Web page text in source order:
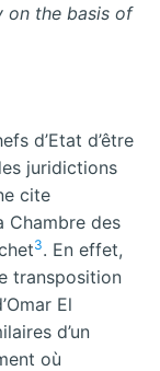
on the basis of
d’Etat d’être
juridictions
cite
Chambre des
3. En effet,
transposition
El
d’un
où